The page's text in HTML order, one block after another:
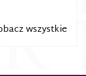
wszystkie